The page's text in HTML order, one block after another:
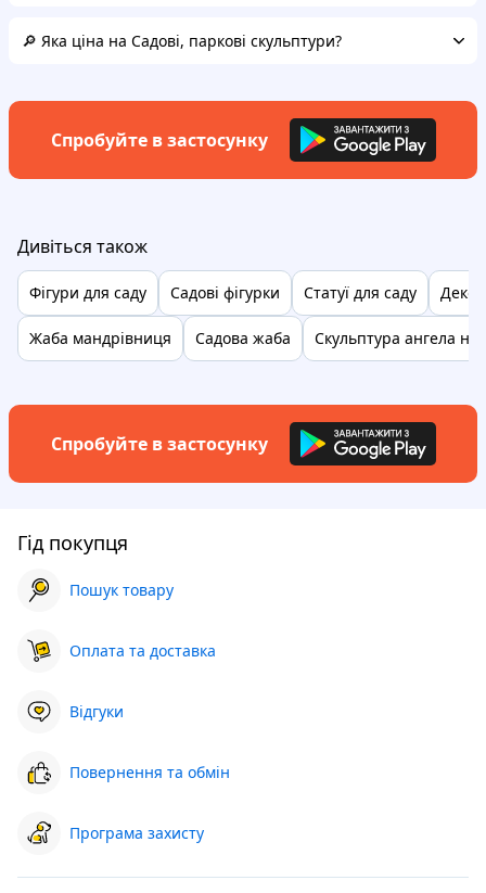
🔎 Яка ціна на Садові, паркові скульптури?
Спробуйте в застосунку
Дивіться також
Фігури для саду Садові фігурки Статуї для саду
Жаба мандрівниця Садова жаба Скульптура ангела
Спробуйте в застосунку
Гід покупця
Пошук товару
Оплата та доставка
Відгуки
Повернення та обмін
Програма захисту